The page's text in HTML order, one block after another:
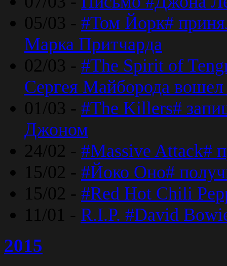
05/03 - #Том Йорк#
Марка Притчарда
02/03 - #The Spirit of
Сергея Майборода
01/03 - #The Killers#
Джоном
24/02 - #Massive Attack#
15/02 - #Йоко Оно#
15/02 - #Red Hot Chili
11/01 - R.I.P. #David
2015